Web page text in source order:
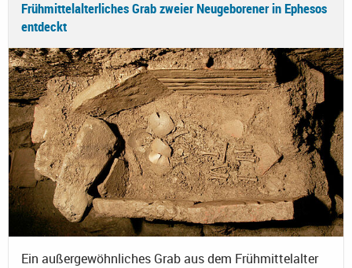
Frühmittelalterliches Grab zweier Neugeborener in Ephesos
entdeckt
Ein außergewöhnliches Grab aus dem Frühmittelalter